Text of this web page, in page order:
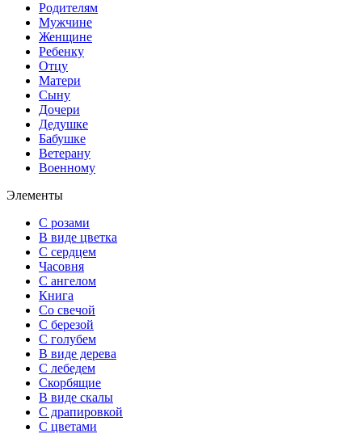
Родителям
Мужчине
Женщине
Ребенку
Отцу
Матери
Сыну
Дочери
Дедушке
Бабушке
Ветерану
Военному
Элементы
С розами
В виде цветка
С сердцем
Часовня
С ангелом
Книга
Со свечой
С березой
С голубем
В виде дерева
С лебедем
Скорбящие
В виде скалы
С драпировкой
С цветами